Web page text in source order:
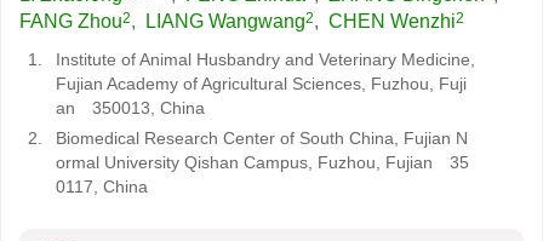
FANG Zhou2, LIANG Wangwang2, CHEN Wenzhi2
1.
Institute of Animal Husbandry and Veterinary Medicine,
Fujian Academy of Agricultural Sciences, Fuzhou, Fuji
an 350013, China
2.
Biomedical Research Center of South China, Fujian N
ormal University Qishan Campus, Fuzhou, Fujian 35
0117, China